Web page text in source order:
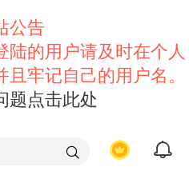
公告
陆的用户请及时在个人
牢记自己的用户名。
题点击此处